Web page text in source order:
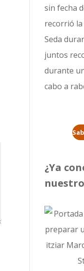
sin fecha
recorrió la
Seda
juntos
durante
cabo a
¿Ya